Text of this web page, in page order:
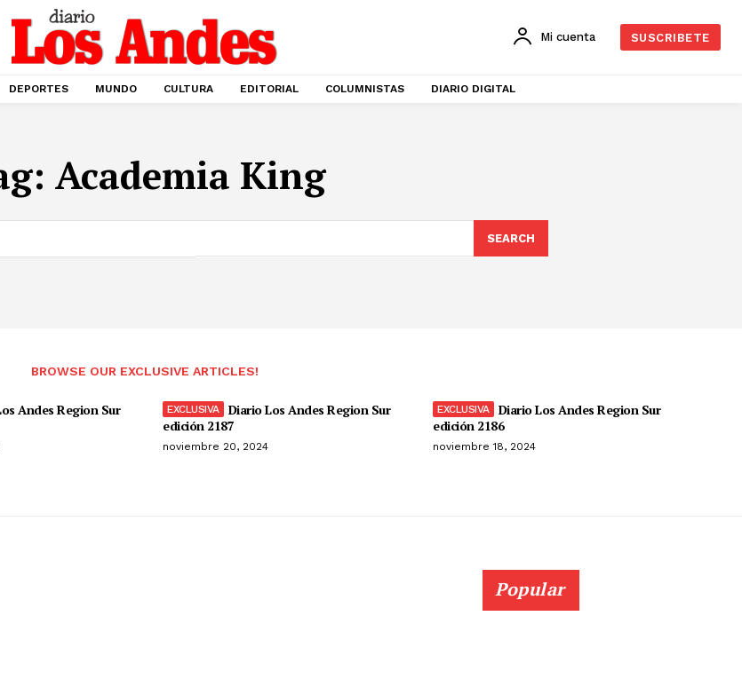
Mi cuenta SUSCRIBETE
DEPORTES MUNDO CULTURA EDITORIAL COLUMNISTAS DIARIO DIGITAL
Academia King
SEARCH
BROWSE OUR EXCLUSIVE ARTICLES!
Andes Region Sur
Diario Los Andes Region Sur
edición 2187
noviembre 20, 2024
Diario Los Andes Region Sur
edición 2186
noviembre 18, 2024
Popular